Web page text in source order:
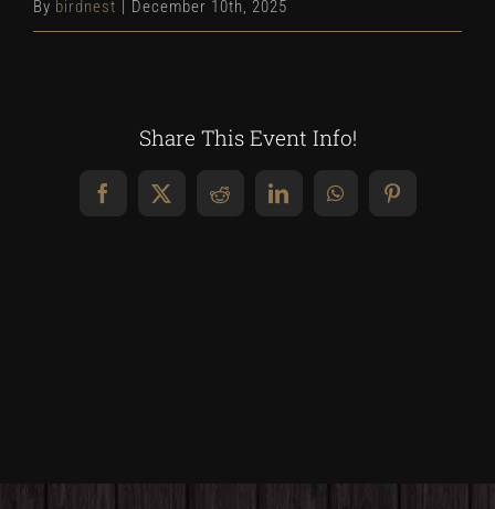
By birdnest December 10th, 2025
Share This Event Info!
Facebook
X RedditLinkedInWhatsAppPinterest